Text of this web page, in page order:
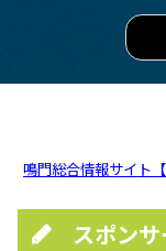
鳴門総合情報サイト【
スポン